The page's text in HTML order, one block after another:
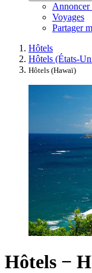
Annoncer
Voyages
Partager
Hôtels
Hôtels (États-
Hôtels (Hawaï)
Hôtels −